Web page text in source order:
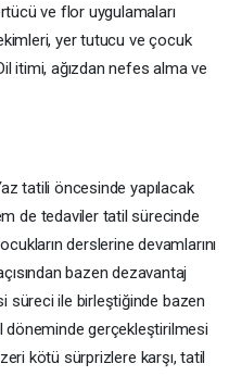
ve flor uygulamaları
yer tutucu ve çocuk
itimi, ağızdan nefes alma ve
tatili öncesinde yapılacak
de tedaviler tatil sürecinde
derslerine devamlarını
bazen dezavantaj
süreci ile birleştiğinde bazen
döneminde gerçekleştirilmesi
kötü sürprizlere karşı, tatil